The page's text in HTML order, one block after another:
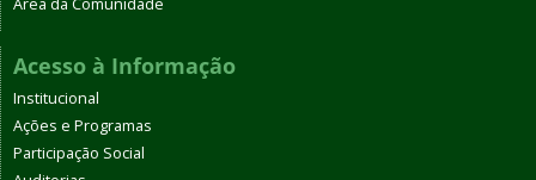
Área da Comunidade
Acesso à Informação
Institucional
Ações e Programas
Participação Social